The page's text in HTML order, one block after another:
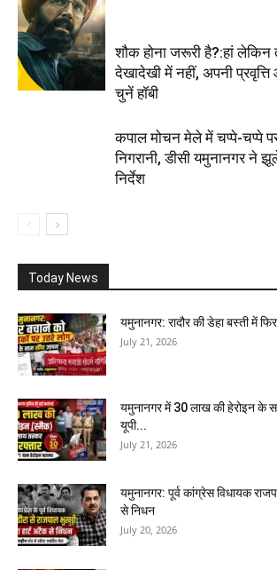
शौक होना जरूरी है?:हां लेकिन
देखादेखी में नहीं, अपनी
चुनें हॉबी
कपाल मोचन मेले में चप्पे-चप्पे
निगरानी, डीसी यमुनानगर ने
निर्देश
Today News
यमुनानगर: रादौर की डेहा बस्ती में
July 21, 2026
यमुनानगर में 30 लाख की हेरोइन के
यूपी...
July 21, 2026
यमुनानगर: पूर्व कांग्रेस विधायक
से निधन
July 20, 2026